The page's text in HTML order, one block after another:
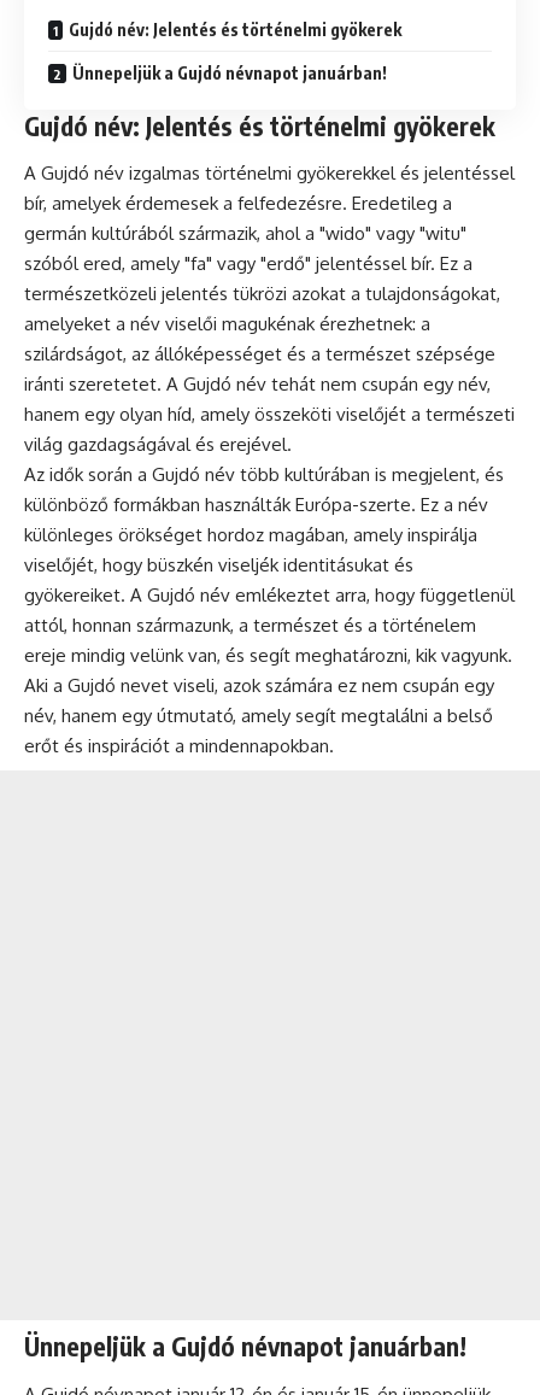
Gujdó név: Jelentés és történelmi gyökerek
Ünnepeljük a Gujdó névnapot januárban!
Gujdó név: Jelentés és történelmi gyökerek
A Gujdó név izgalmas történelmi gyökerekkel és jelentéssel
bír, amelyek érdemesek a felfedezésre. Eredetileg a
germán kultúrából származik, ahol a "wido" vagy "witu"
szóból ered, amely "fa" vagy "erdő" jelentéssel bír. Ez a
természetközeli jelentés tükrözi azokat a tulajdonságokat,
amelyeket a név viselői magukénak érezhetnek: a
szilárdságot, az állóképességet és a természet szépsége
iránti szeretetet. A Gujdó név tehát nem csupán egy név,
hanem egy olyan híd, amely összeköti viselőjét a természeti
világ gazdagságával és erejével.
Az idők során a Gujdó név több kultúrában is megjelent, és
különböző formákban használták Európa-szerte. Ez a név
különleges örökséget hordoz magában, amely inspirálja
viselőjét, hogy büszkén viseljék identitásukat és
gyökereiket. A Gujdó név emlékeztet arra, hogy függetlenül
attól, honnan származunk, a természet és a történelem
ereje mindig velünk van, és segít meghatározni, kik vagyunk.
Aki a Gujdó nevet viseli, azok számára ez nem csupán egy
név, hanem egy útmutató, amely segít megtalálni a belső
erőt és inspirációt a mindennapokban.
Ünnepeljük a Gujdó névnapot januárban!